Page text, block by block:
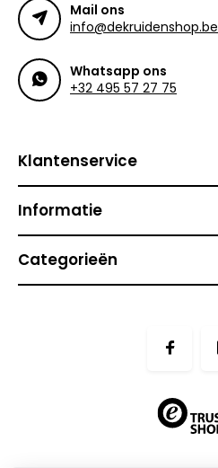
Mail ons
info@dekruidenshop.be
Whatsapp ons
+32 495 57 27 75
Klantenservice
Informatie
Categorieën